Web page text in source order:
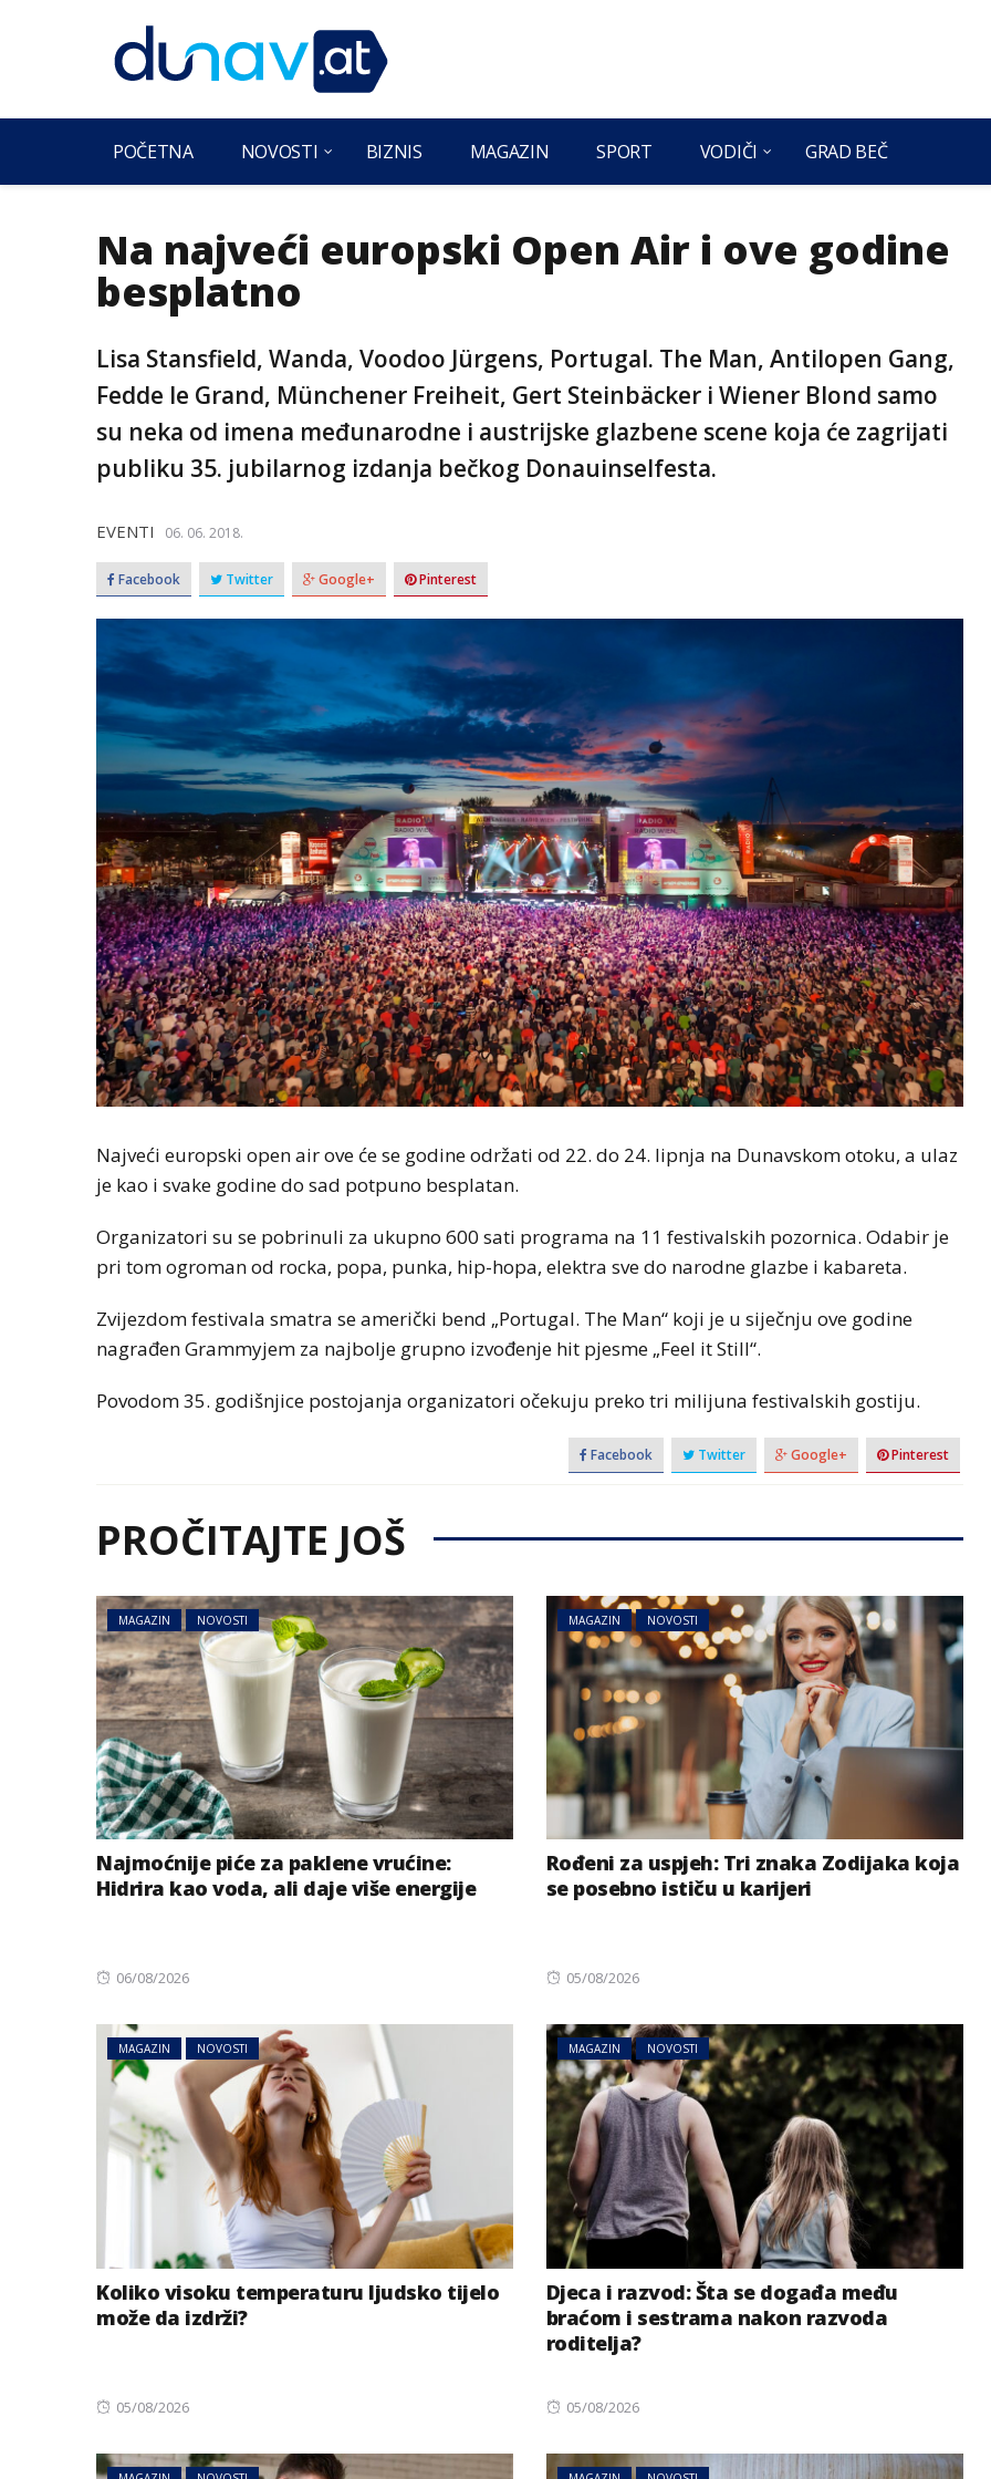
POČETNA NOVOSTI BIZNIS MAGAZIN SPORT VODIČI GRAD BEČ
Na najveći europski Open Air i ove godine
besplatno
Lisa Stansfield, Wanda, Voodoo Jürgens, Portugal. The Man, Antilopen Gang,
Fedde le Grand, Münchener Freiheit, Gert Steinbäcker i Wiener Blond samo
su neka od imena međunarodne i austrijske glazbene scene koja će zagrijati
publiku 35. jubilarnog izdanja bečkog Donauinselfesta.
EVENTI 06. 06. 2018.
Facebook Twitter Google+ Pinterest
Najveći europski open air ove će se godine održati od 22. do 24. lipnja na Dunavskom otoku, a ulaz
je kao i svake godine do sad potpuno besplatan.
Organizatori su se pobrinuli za ukupno 600 sati programa na 11 festivalskih pozornica. Odabir je
pri tom ogroman od rocka, popa, punka, hip-hopa, elektra sve do narodne glazbe i kabareta.
Zvijezdom festivala smatra se američki bend „Portugal. The Man“ koji je u siječnju ove godine
nagrađen Grammyjem za najbolje grupno izvođenje hit pjesme „Feel it Still“.
Povodom 35. godišnjice postojanja organizatori očekuju preko tri milijuna festivalskih gostiju.
Facebook Twitter Google+ Pinterest
PROČITAJTE JOŠ
MAGAZIN NOVOSTI
Najmoćnije piće za paklene vrućine:
Hidrira kao voda, ali daje više energije
Posted
06/08/2026
MAGAZIN NOVOSTI
Rođeni za uspjeh: Tri znaka Zodijaka koja
se posebno ističu u karijeri
Posted
05/08/2026
MAGAZIN NOVOSTI
Koliko visoku temperaturu ljudsko tijelo
može da izdrži?
Posted
05/08/2026
MAGAZIN NOVOSTI
Djeca i razvod: Šta se događa među
braćom i sestrama nakon razvoda
roditelja?
Posted
05/08/2026